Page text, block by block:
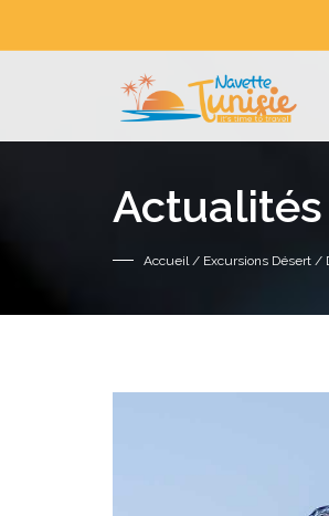
Accueil/ Excursions Désert /